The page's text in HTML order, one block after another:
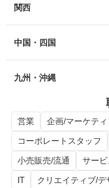
関西
中国・四国
九州・沖縄
営業
企画/マーケテ
コーポレートスタッフ
小売販売/流通
サー
IT
クリエイティブ/デ